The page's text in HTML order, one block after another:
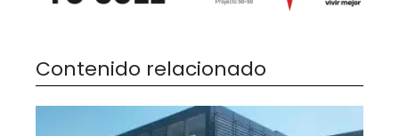
Contenido relacionado